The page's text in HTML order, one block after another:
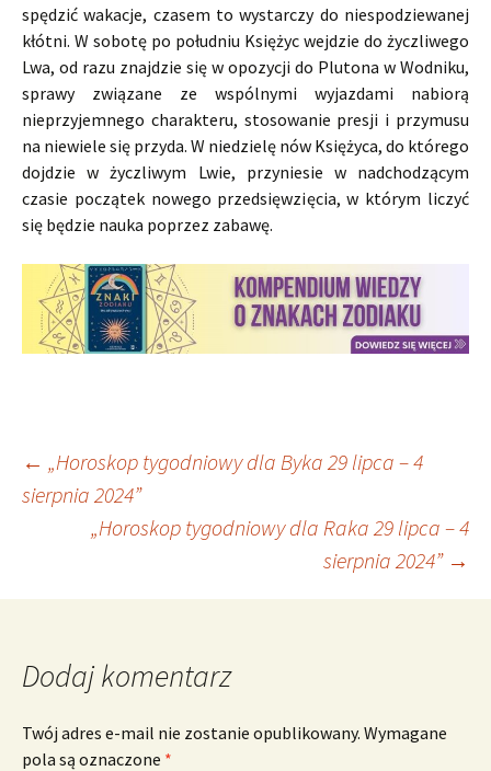
spędzić wakacje, czasem to wystarczy do niespodziewanej
kłótni. W sobotę po południu Księżyc wejdzie do życzliwego
Lwa, od razu znajdzie się w opozycji do Plutona w Wodniku,
sprawy związane ze wspólnymi wyjazdami nabiorą
nieprzyjemnego charakteru, stosowanie presji i przymusu
na niewiele się przyda. W niedzielę nów Księżyca, do którego
dojdzie w życzliwym Lwie, przyniesie w nadchodzącym
czasie początek nowego przedsięwzięcia, w którym liczyć
się będzie nauka poprzez zabawę.
Nawigacja
wpisu
← „Horoskop tygodniowy dla Byka 29 lipca – 4
sierpnia 2024”
„Horoskop tygodniowy dla Raka 29 lipca – 4
sierpnia 2024” →
Dodaj komentarz
Twój adres e-mail nie zostanie opublikowany. Wymagane
pola są oznaczone *